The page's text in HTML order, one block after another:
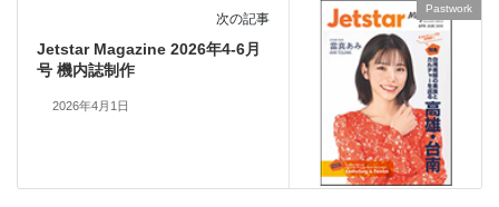
Pastwork
次の記事
Jetstar Magazine 2026年4-6月
号 機内誌制作
2026年4月1日